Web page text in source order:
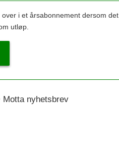
i et årsabonnement dersom det
utløp.
Motta nyhetsbrev